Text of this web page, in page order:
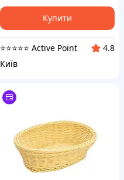
Купити
⭐️⭐️⭐️⭐️⭐️ Active Point
4.8
Київ